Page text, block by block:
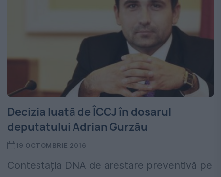
Decizia luată de ÎCCJ în dosarul
deputatului Adrian Gurzău
19 OCTOMBRIE 2016
Contestația DNA de arestare preventivă pe